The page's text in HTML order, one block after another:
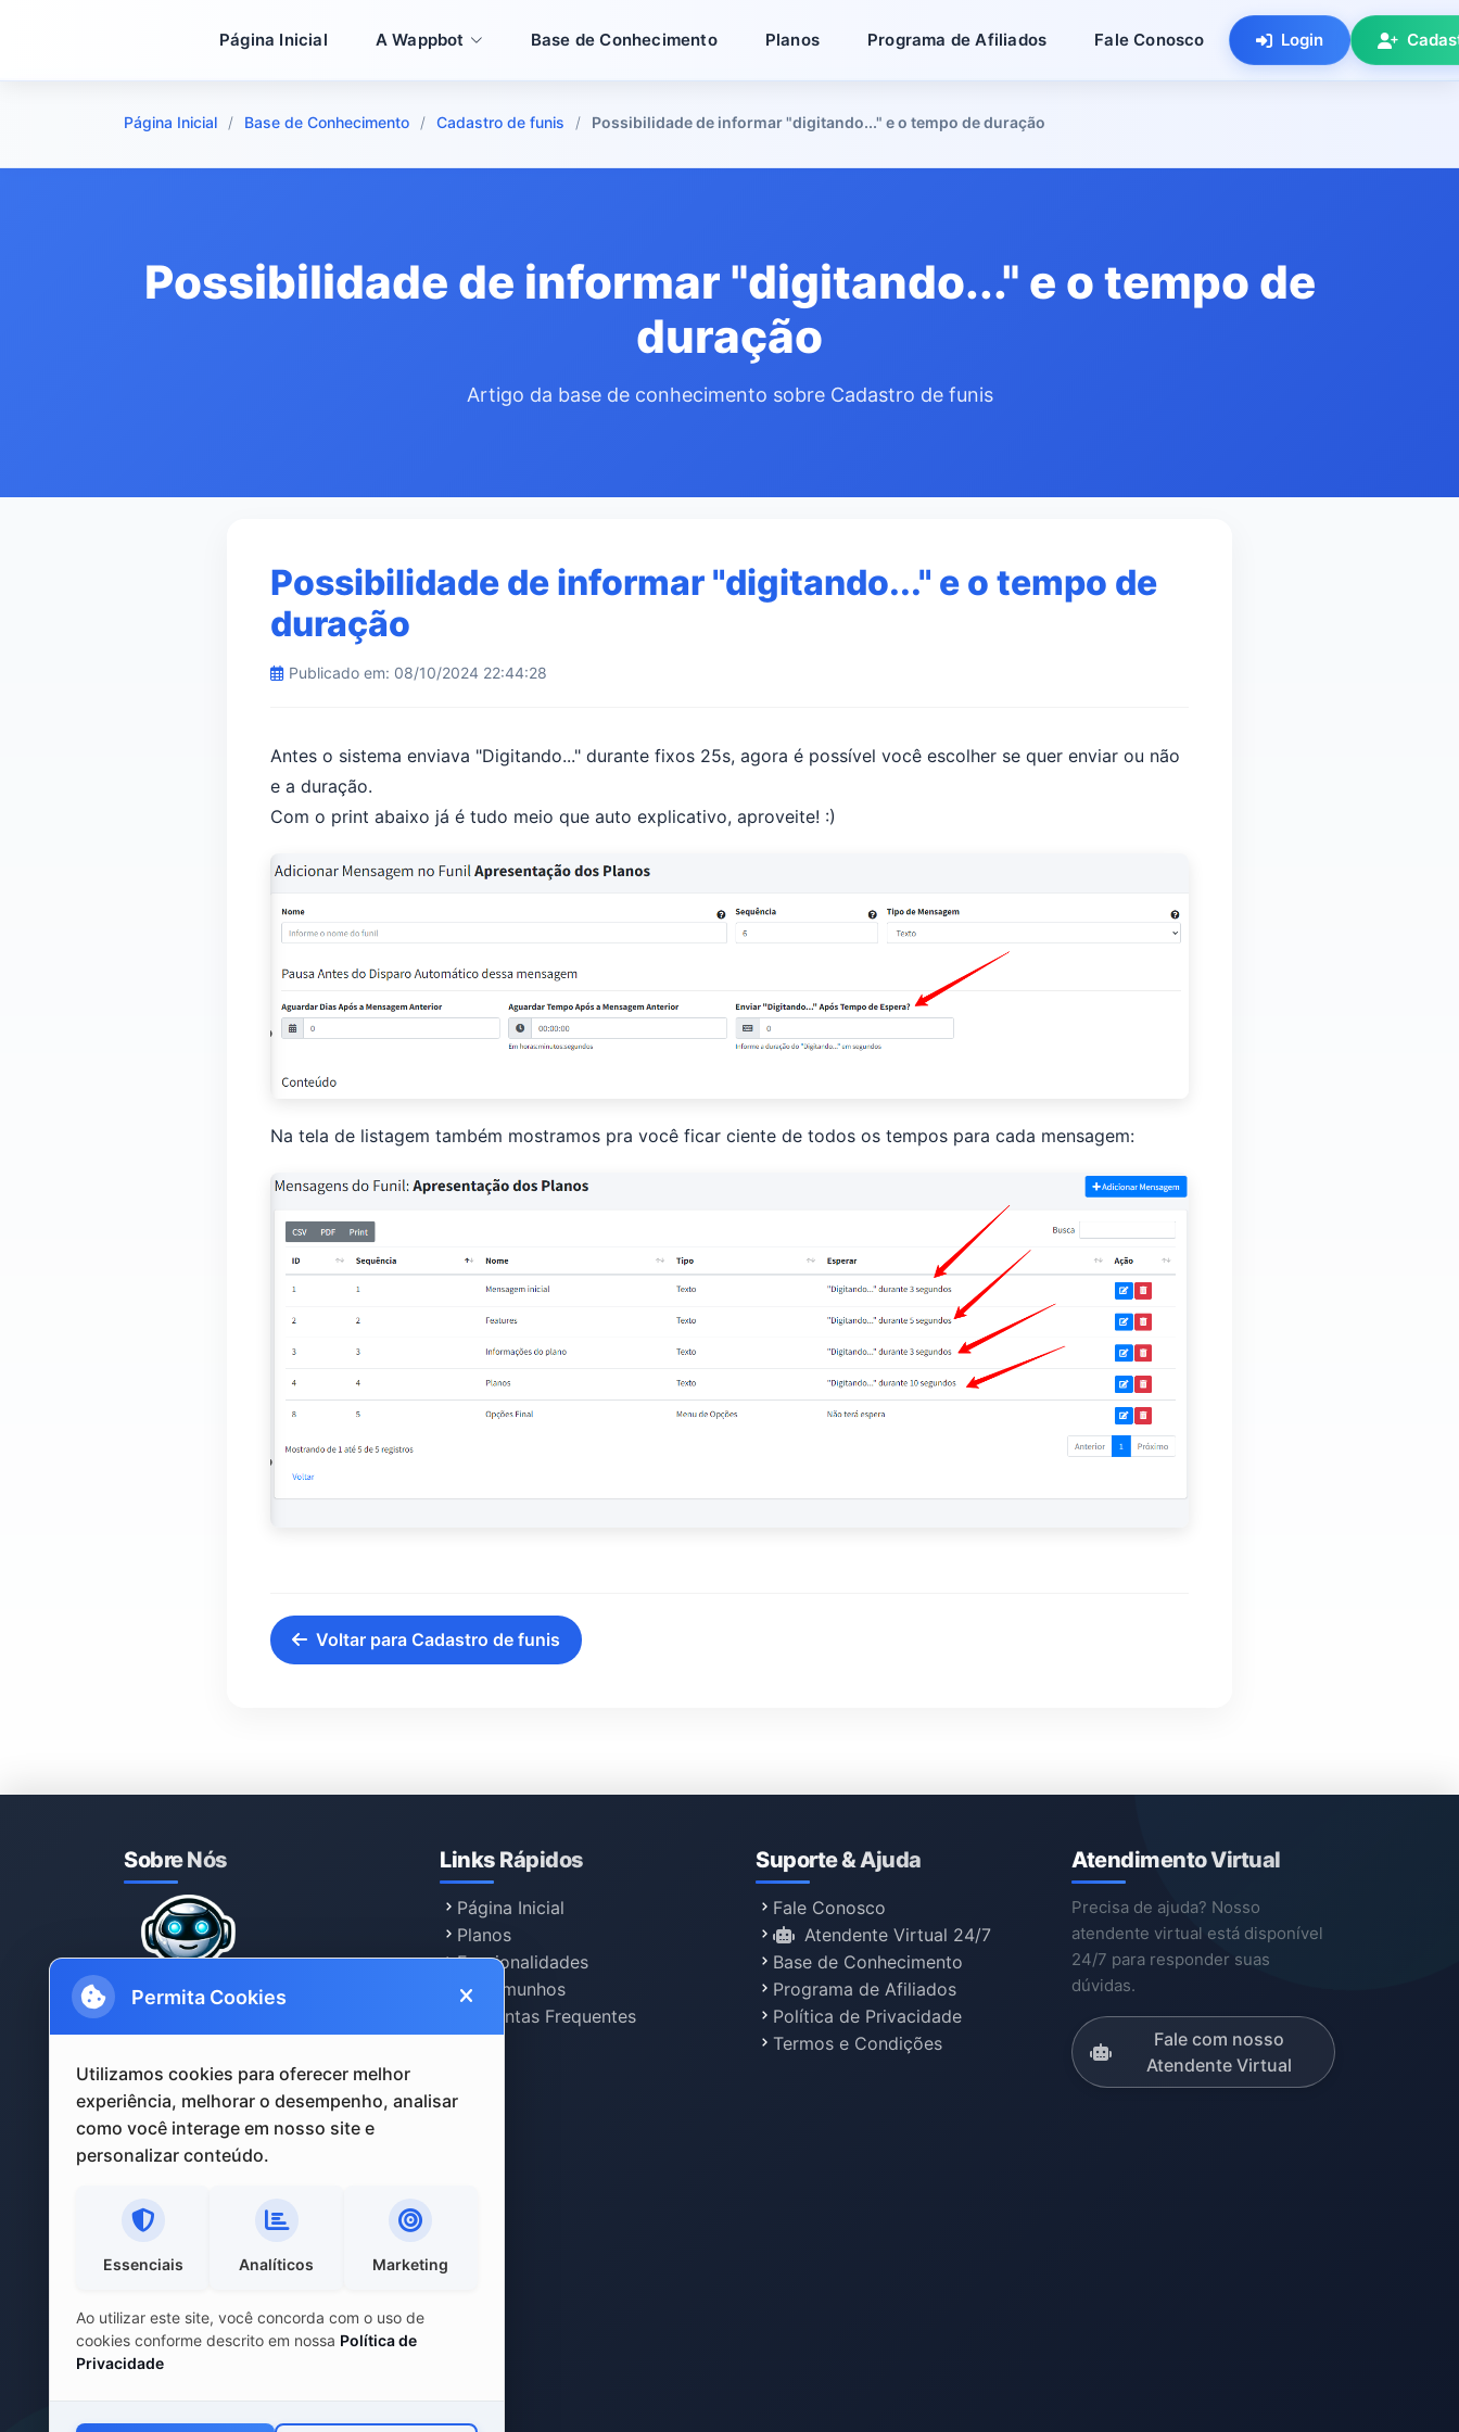
Página Inicial A Wappbot Base de Conhecimento Planos Programa de Afiliados Fale Conosco Login
Página Inicial Base de Conhecimento Cadastro de funis Possibilidade de informar "digitando..." e o tempo de duração
Possibilidade de informar "digitando..." e o tempo de
duração
Artigo da base de conhecimento sobre Cadastro de funis
Possibilidade de informar "digitando..." e o tempo de
duração
Publicado em: 08/10/2024 22:44:28
Antes o sistema enviava "Digitando..." durante fixos 25s, agora é possível você escolher se quer enviar ou não
e a duração.
Com o print abaixo já é tudo meio que auto explicativo, aproveite! :)
Na tela de listagem também mostramos pra você ficar ciente de todos os tempos para cada mensagem:
Voltar para Cadastro de funis
Sobre Nós
Automatize sua comunicação no
WhatsApp com nossa plataforma
inteligente. Envie mensagens,
áudios, imagens e muito mais de
Links Rápidos
Página Inicial
Planos
Funcionalidades
Testemunhos
Perguntas Frequentes
Suporte & Ajuda
Fale Conosco
Atendente Virtual 24/7
Base de Conhecimento
Programa de Afiliados
Política de Privacidade
Termos e Condições
Atendimento Virtual
Precisa de ajuda? Nosso
atendente virtual está disponível
24/7 para responder suas
dúvidas.
Fale com nosso
Atendente Virtual
Permita Cookies
Utilizamos cookies para oferecer melhor
experiência, melhorar o desempenho, analisar
como você interage em nosso site e
personalizar conteúdo.
Essenciais Analíticos Marketing
Ao utilizar este site, você concorda com o uso de
cookies conforme descrito em nossa Política de
Privacidade